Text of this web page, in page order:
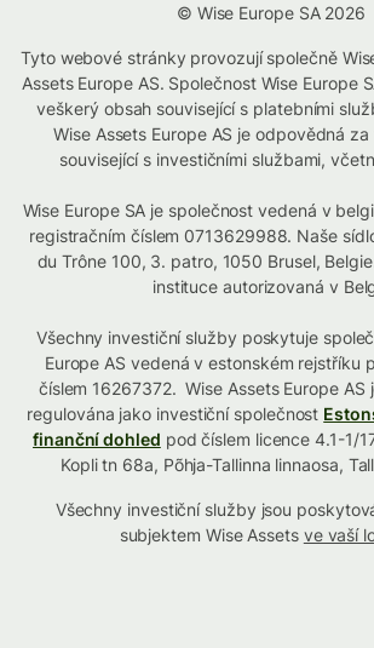
© Wise Europe SA 2026
Tyto webové stránky provozují společně
Assets Europe AS. Společnost Wise Europe
veškerý obsah související s platebními
Wise Assets Europe AS je odpovědná
související s investičními službami,
Wise Europe SA je společnost vedená v
registračním číslem 0713629988. Naše
du Trône 100, 3. patro, 1050 Brusel,
instituce autorizovaná v
Všechny investiční služby poskytuje
Europe AS vedená v estonském rejstříku
číslem 16267372. Wise Assets Europe AS
regulována jako investiční společnost
finanční dohled pod číslem licence 4.1-1/
Kopli tn 68a, Põhja-Tallinna linnaosa,
Všechny investiční služby jsou
subjektem Wise Assets ve vaší